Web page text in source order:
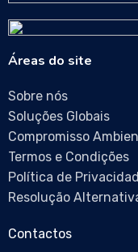
Áreas do site
Sobre nós
Soluções Globais
Compromisso
Termos e Condições
Política de
Resolução
Contactos